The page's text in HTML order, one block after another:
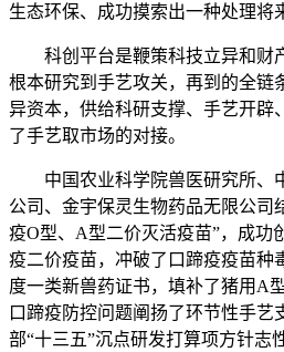
生态环保、成功摸索出一种处理将
科创平台是鞭策科技立异和财
根本研究到手艺攻关，再到的全链
异资本，供给科研支撑、手艺开辟
了手艺取市场的对接。
中国农业科学院兽医研究所、
公司、金宇保灵生物药品无限公司
疫O型、A型二价灭活疫苗”，成功
疫二价疫苗，冲破了口蹄疫疫苗种
度一类新兽药证书，填补了猪用A
口蹄疫防控问题阐扬了环节性手艺
部“十三五”沉点研发打算项方针志